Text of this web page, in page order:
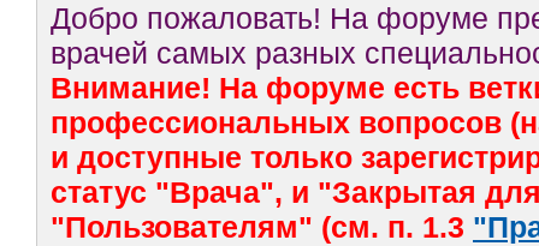
Добро пожаловать! На форуме
врачей самых разных
Внимание! На форуме есть
профессиональных вопросов
и доступные только
статус "Врача", и "Закрытая
"Пользователям" (см. п. 1.3